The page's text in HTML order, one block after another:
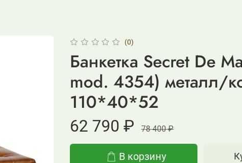
(0)
Банкетка Secret De
mod. 4354) металл/
110*40*52
62 790 ₽ 78 400 ₽
В корзину